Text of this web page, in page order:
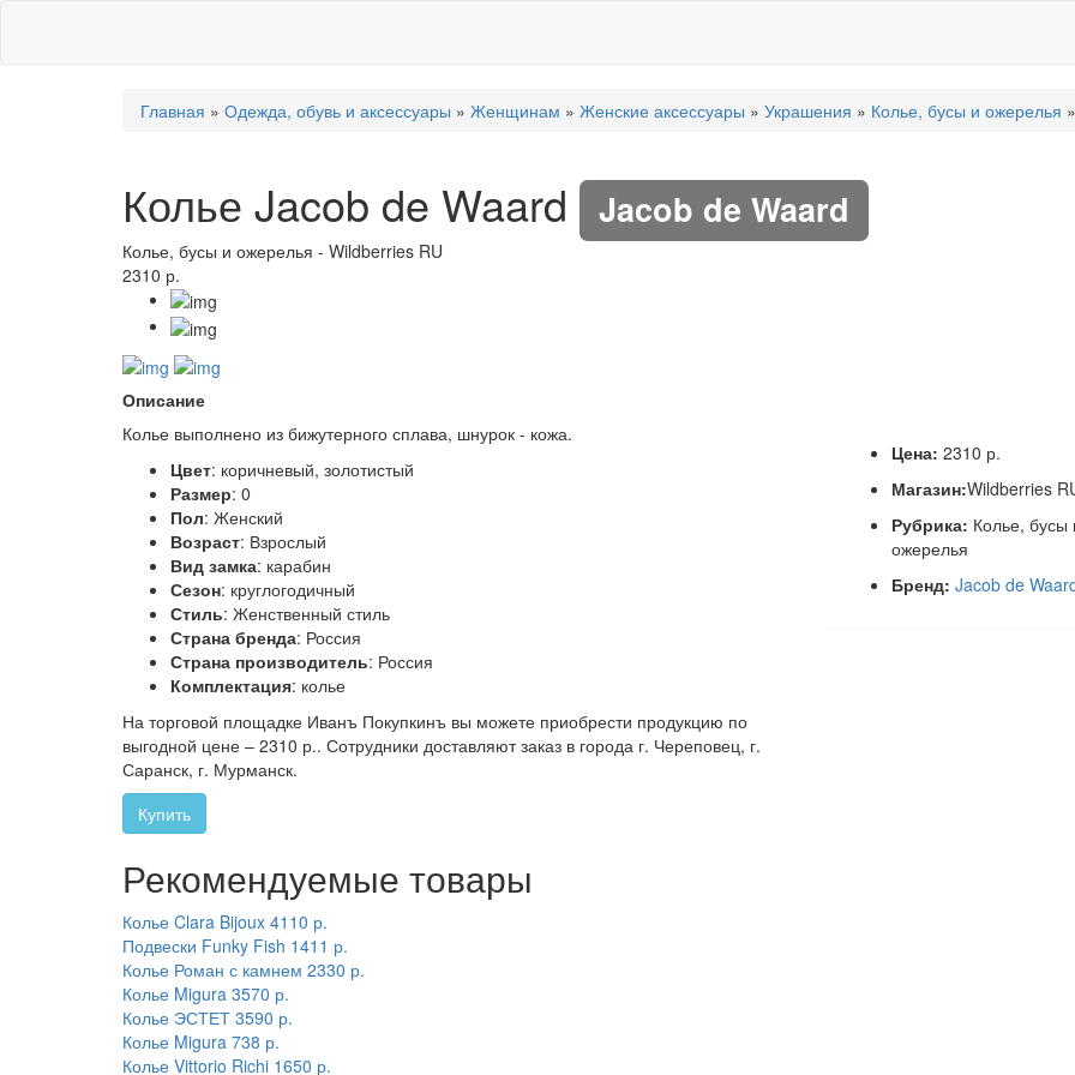
Главная » Одежда, обувь и аксессуары » Женщинам » Женские аксессуары » Украшения » Колье, бусы и ожерелья
Колье Jacob de Waard Jacob de Waard
Колье, бусы и ожерелья - Wildberries RU
2310 р.
Описание
Колье выполнено из бижутерного сплава, шнурок - кожа.
Цвет: коричневый, золотистый
Размер: 0
Пол: Женский
Возраст: Взрослый
Вид замка: карабин
Сезон: круглогодичный
Стиль: Женственный стиль
Страна бренда: Россия
Страна производитель: Россия
Комплектация: колье
На торговой площадке Иванъ Покупкинъ вы можете приобрести продукцию по
выгодной цене – 2310 р.. Сотрудники доставляют заказ в города г. Череповец, г.
Саранск, г. Мурманск.
Цена: 2310 р.
Магазин:Wildberries
Рубрика: Колье, бусы
ожерелья
Бренд: Jacob de
Купить
Рекомендуемые товары
Колье Clara Bijoux 4110 р.
Подвески Funky Fish 1411 р.
Колье Роман с камнем 2330 р.
Колье Migura 3570 р.
Колье ЭСТЕТ 3590 р.
Колье Migura 738 р.
Колье Vittorio Richi 1650 р.